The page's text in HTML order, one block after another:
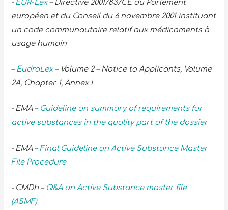
-EUR-Lex– Directive 2001/83/CE du Parlement
européen et du Conseil du 6 novembre 2001 instituant
un code communautaire relatif aux médicaments à
usage humain
–EudraLex– Volume 2 – Notice to Applicants, Volume
2A, Chapter 1, Annex I
- EMA – Guideline on summary of requirements for
active substances in the quality part of the dossier
- EMA –Final Guideline on Active Substance Master
File Procedure
- CMDh – Q&A on Active Substance master file
(ASMF)